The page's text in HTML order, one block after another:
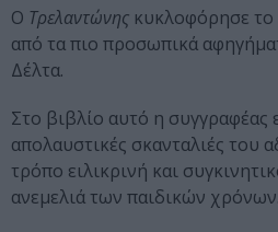
Ο Τρελαντώνης κυκλοφόρησε το
από τα πιο προσωπικά
Δέλτα.
Στο βιβλίο αυτό η συγγραφέας
απολαυστικές σκανταλιές του
τρόπο ειλικρινή και
ανεμελιά των παιδικών χρόνων.